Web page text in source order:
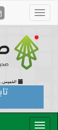
الخميس , 21 صفر 1448 هـ ,